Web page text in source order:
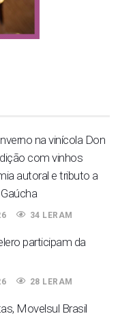
na vinícola Don
com vinhos
autoral e tributo a
34 LERAM
participam da
28 LERAM
Movelsul Brasil